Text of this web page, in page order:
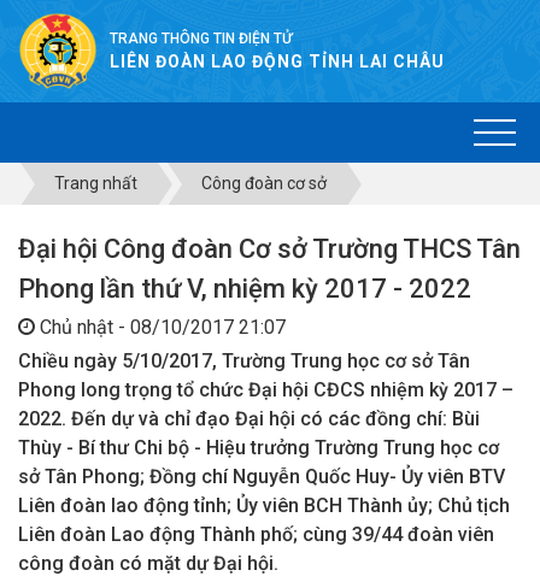
TRANG THÔNG TIN ĐIỆN TỬ
LIÊN ĐOÀN LAO ĐỘNG TỈNH LAI CHÂU
Trang nhất Công đoàn cơ sở
Đại hội Công đoàn Cơ sở Trường THCS Tân
Phong lần thứ V, nhiệm kỳ 2017 - 2022
Chủ nhật - 08/10/2017 21:07
Chiều ngày 5/10/2017, Trường Trung học cơ sở Tân
Phong long trọng tổ chức Đại hội CĐCS nhiệm kỳ 2017 –
2022. Đến dự và chỉ đạo Đại hội có các đồng chí: Bùi
Thùy - Bí thư Chi bộ - Hiệu trưởng Trường Trung học cơ
sở Tân Phong; Đồng chí Nguyễn Quốc Huy- Ủy viên BTV
Liên đoàn lao động tỉnh; Ủy viên BCH Thành ủy; Chủ tịch
Liên đoàn Lao động Thành phố; cùng 39/44 đoàn viên
công đoàn có mặt dự Đại hội.